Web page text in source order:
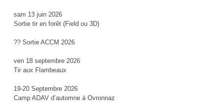
sam 13 juin 2026
Sortie tir en forêt (Field ou 3D)
?? Sortie ACCM 2026
ven 18 septembre 2026
Tir aux Flambeaux
19-20 Septembre 2026
Camp ADAV d’automne à Ovronnaz